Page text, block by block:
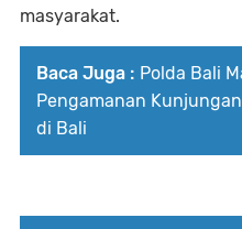
masyarakat.
Baca Juga : Polda Bali
Pengamanan
di Bali